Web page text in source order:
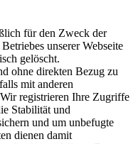
für den Zweck der
unserer Webseite
gelöscht.
ohne direkten Bezug zu
mit anderen
registrieren Ihre Zugriffe
Stabilität und
und um unbefugte
dienen damit